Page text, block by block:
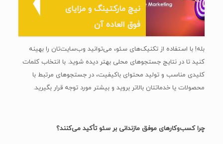
نیچ مارکتینگ و مزایای
فوق العاده آن
بله! با استفاده از تکنیک‌های سئو، می‌توانید وب‌سایت‌تان را بهینه
کنید تا در نتایج جستجوهای محلی بهتر دیده شوید. با انتخاب کلمات
کلیدی مناسب و تولید محتوای باکیفیت، در جستجوهای مرتبط با
محصولات یا خدماتتان بالاتر بروید و بیشتر مورد توجه قرار بگیرید.
چرا کسب‌وکارهای موفق مازندانی بر سئو تأکید می‌کنند؟